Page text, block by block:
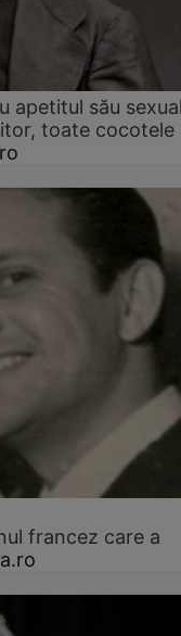
apetitul său
toate cocotele
francez care a